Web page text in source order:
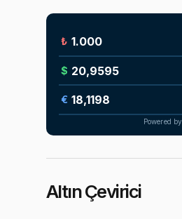
₺
$
€
Powered by
Altın Çevirici